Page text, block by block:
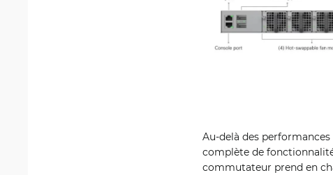
Au-delà des
complète de
commutateur prend en